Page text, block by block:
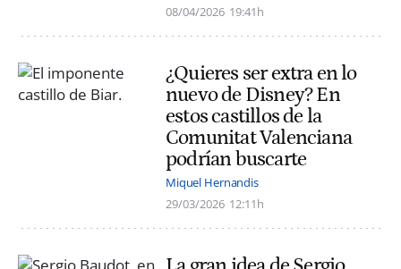
08/04/2026 19:41h
¿Quieres ser extra en lo
nuevo de Disney? En
estos castillos de la
Comunitat Valenciana
podrían buscarte
Miquel Hernandis
29/03/2026 12:11h